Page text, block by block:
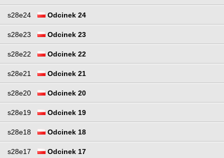
s28e24 Odcinek 24
s28e23 Odcinek 23
s28e22 Odcinek 22
s28e21 Odcinek 21
s28e20 Odcinek 20
s28e19 Odcinek 19
s28e18 Odcinek 18
s28e17 Odcinek 17